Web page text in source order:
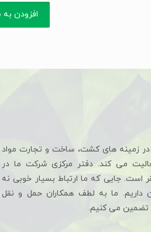
افزودن
زمینه های کشت، ساخت و تجارت مواد
می کند. دفتر مرکزی شرکت ما در
است. جایی که ما ارتباط بسیار خوبی نه
داریم. ما به لطف همکاران حمل و نقل
تضمین می کنیم.